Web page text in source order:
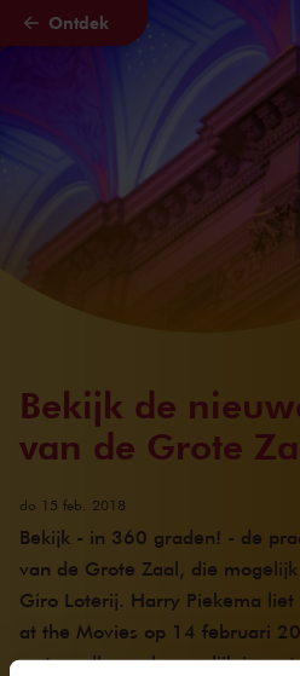
Naar hoofdcontent
Ontdek
Bekijk de
van de Grote
do 15 feb. 2018
Bekijk - in 360 graden! - de
van de Grote Zaal, die
Giro Loterij. Harry Piekema liet
at the Movies op 14 februari
wat er allemaal mogelijk is